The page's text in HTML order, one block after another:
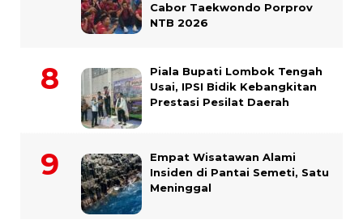
Cabor Taekwondo Porprov
NTB 2026
Piala Bupati Lombok Tengah
Usai, IPSI Bidik Kebangkitan
Prestasi Pesilat Daerah
Empat Wisatawan Alami
Insiden di Pantai Semeti, Satu
Meninggal